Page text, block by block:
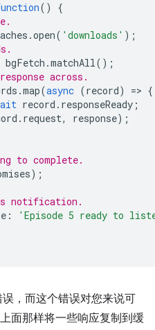
()
{
.open( 'downloads' );
bgFetch .matchAll();
across.
.map(async (record) => {
record . responseReady ;
. request, response);
to complete.
);
notification.
:
'Episode 5 ready to
，而这个错误对您来说可
面那样将一些响应复制到缓